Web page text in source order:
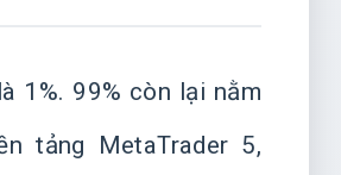
1%. 99% còn lại nằm
tảng MetaTrader 5,